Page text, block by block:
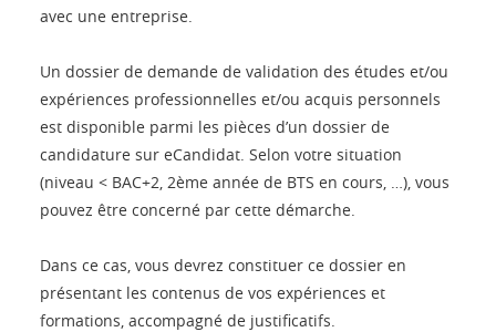
avec une entreprise.
Un dossier de demande de validation des études et/ou
expériences professionnelles et/ou acquis personnels
est disponible parmi les pièces d’un dossier de
candidature sur eCandidat. Selon votre situation
(niveau < BAC+2, 2ème année de BTS en cours, …), vous
pouvez être concerné par cette démarche.
Dans ce cas, vous devrez constituer ce dossier en
présentant les contenus de vos expériences et
formations, accompagné de justificatifs.